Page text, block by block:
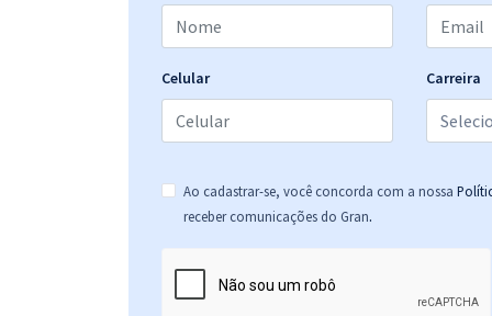
Celular Carreira
Ao cadastrar-se, você concorda com a nossa
receber comunicações do Gran.